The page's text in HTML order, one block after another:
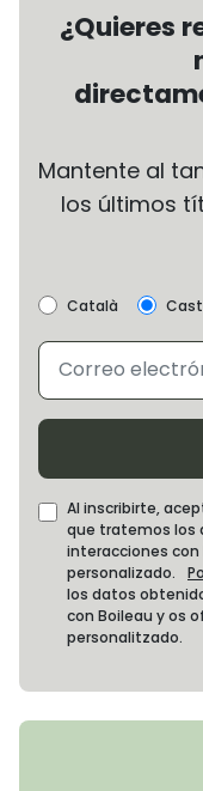
¿Quieres
Mantente al
los últimos
Català
Al inscribirte,
que tratemos los
interacciones
personalizado.
los datos
con Boileau y os
personalitzado.